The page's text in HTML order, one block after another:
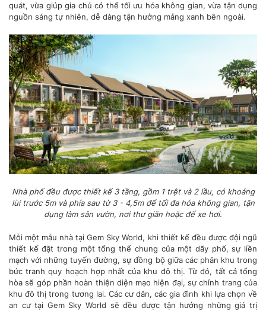
quát, vừa giúp gia chủ có thể tối ưu hóa không gian, vừa tận dụng
nguồn sáng tự nhiên, dễ dàng tận hưởng mảng xanh bên ngoài.
Nhà phố đều được thiết kế 3 tầng, gồm 1 trệt và 2 lầu, có khoảng
lùi trước 5m và phía sau từ 3 - 4,5m để tối đa hóa không gian, tận
dụng làm sân vườn, nơi thư giãn hoặc để xe hơi.
Mỗi một mẫu nhà tại Gem Sky World, khi thiết kế đều được đội ngũ
thiết kế đặt trong một tổng thể chung của một dãy phố, sự liền
mạch với những tuyến đường, sự đồng bộ giữa các phân khu trong
bức tranh quy hoạch hợp nhất của khu đô thị. Từ đó, tất cả tổng
hòa sẽ góp phần hoàn thiện diện mạo hiện đại, sự chỉnh trang của
khu đô thị trong tương lai. Các cư dân, các gia đình khi lựa chọn về
an cư tại Gem Sky World sẽ đều được tận hưởng những giá trị